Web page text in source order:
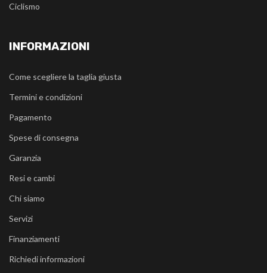
Ciclismo
INFORMAZIONI
Come scegliere la taglia giusta
Termini e condizioni
Pagamento
Spese di consegna
Garanzia
Resi e cambi
Chi siamo
Servizi
Finanziamenti
Richiedi informazioni